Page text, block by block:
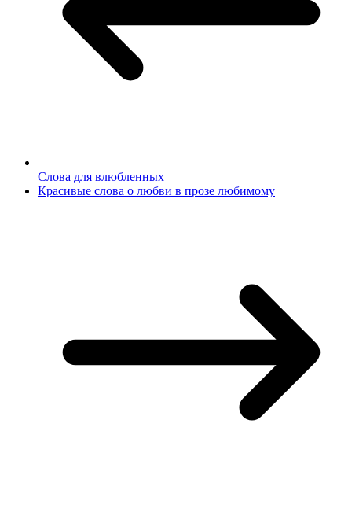
Слова для влюбленных
Красивые слова о любви в прозе любимому